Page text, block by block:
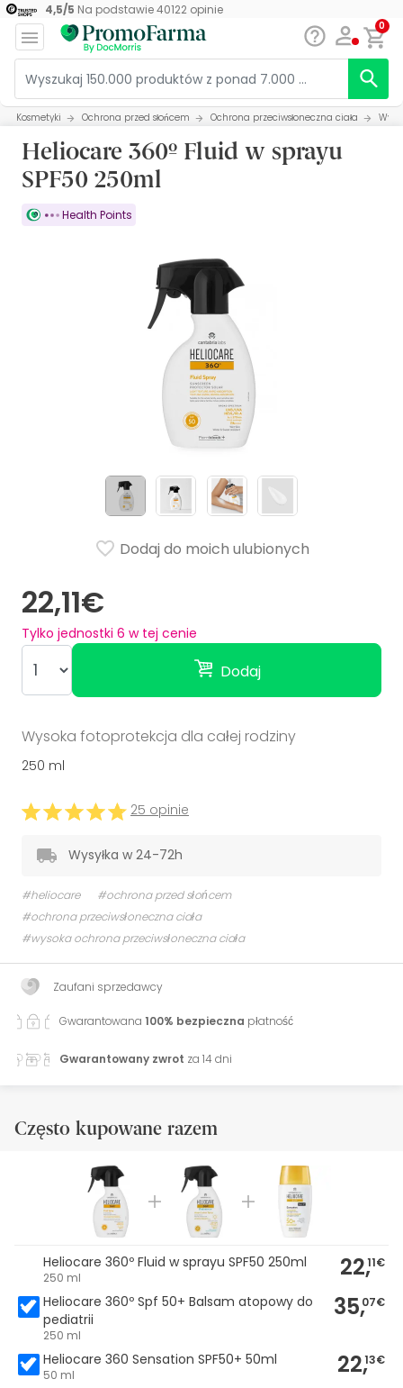
4,5/5 Na podstawie40122opinie
0
Kosmetyki Ochrona przed słońcem Ochrona przeciwsłoneczna ciała
Heliocare 360º Fluid w sprayu
SPF50 250ml
Health Points
22,11€
Tylko jednostki 6 w tej cenie
Dodaj
Dodaj do moich ulubionych
Wysoka fotoprotekcja dla całej rodziny
250 ml
25 opinie
Wysyłka w 24-72h
#heliocare
#ochrona przed słońcem
#ochrona przeciwsłoneczna ciała
#wysoka ochrona przeciwsłoneczna ciała
Zaufani sprzedawcy
Gwarantowana 100% bezpieczna płatność
Gwarantowany zwrot za 14 dni
Często kupowane razem
Heliocare 360º Fluid w sprayu SPF50 250ml
250 ml 22,11€
Heliocare 360º Spf 50+ Balsam atopowy do
pediatrii
250 ml
35,07€
Heliocare 360 Sensation SPF50+ 50ml
50 ml 22,13€